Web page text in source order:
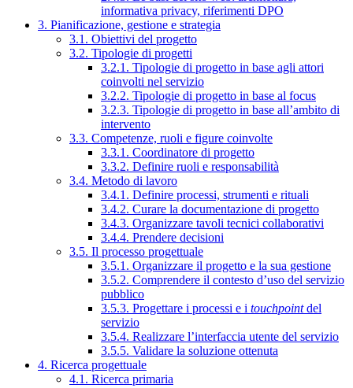
informativa privacy, riferimenti DPO
3. Pianificazione, gestione e strategia
3.1. Obiettivi del progetto
3.2. Tipologie di progetti
3.2.1. Tipologie di progetto in base agli attori
coinvolti nel servizio
3.2.2. Tipologie di progetto in base al focus
3.2.3. Tipologie di progetto in base all’ambito di
intervento
3.3. Competenze, ruoli e figure coinvolte
3.3.1. Coordinatore di progetto
3.3.2. Definire ruoli e responsabilità
3.4. Metodo di lavoro
3.4.1. Definire processi, strumenti e rituali
3.4.2. Curare la documentazione di progetto
3.4.3. Organizzare tavoli tecnici collaborativi
3.4.4. Prendere decisioni
3.5. Il processo progettuale
3.5.1. Organizzare il progetto e la sua gestione
3.5.2. Comprendere il contesto d’uso del servizio
pubblico
3.5.3. Progettare i processi e i touchpointdel
servizio
3.5.4. Realizzare l’interfaccia utente del servizio
3.5.5. Validare la soluzione ottenuta
4. Ricerca progettuale
4.1. Ricerca primaria